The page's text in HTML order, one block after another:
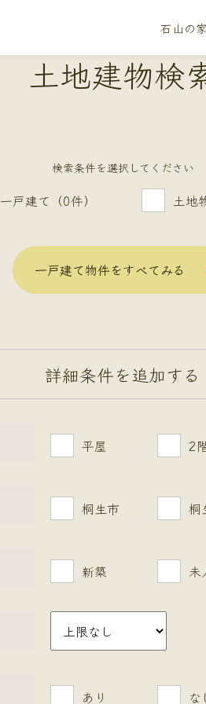
石山の
土地建物検
検索条件を選択してください
一戸建て（0件） 土地
一戸建て物件をすべてみる
詳細条件を追加する
平屋 2
桐生市 桐
新築 未
あり な